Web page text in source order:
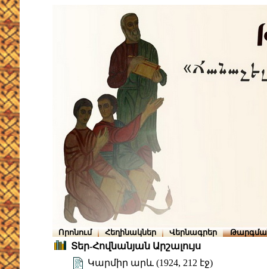
Որոնում Հեղինակներ Վերնագրեր
Տեր-Հովնանյան Արշալույս
Կարմիր արև (1924, 212 էջ)